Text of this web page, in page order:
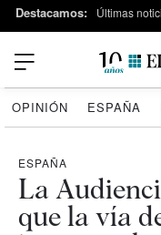
Destacamos: Últimas
OPINIÓN ESPAÑA
ESPAÑA
La
que la vía